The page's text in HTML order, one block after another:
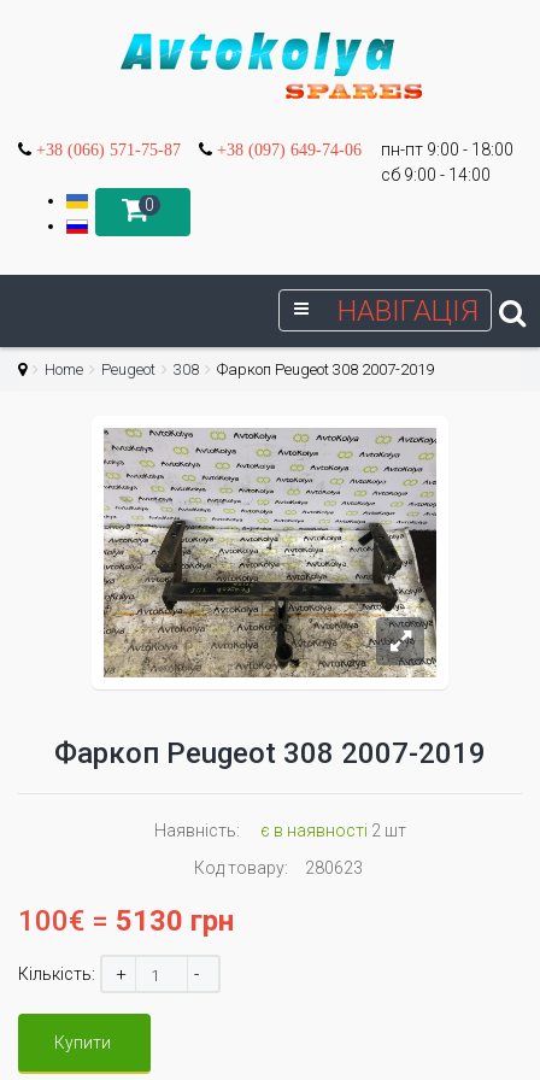
+38 (066) 571-75-87 +38 (097) 649-74-06
пн-пт 9:00 - 18:00
сб 9:00 - 14:00
0
НАВІГАЦІЯ
Home Peugeot 308 Фаркоп Peugeot 308 2007-2019
Фаркоп Peugeot 308 2007-2019
Наявність: є в наявності 2 шт
Код товару:
280623
100€ = 5130 грн
Кількість: + -
Купити